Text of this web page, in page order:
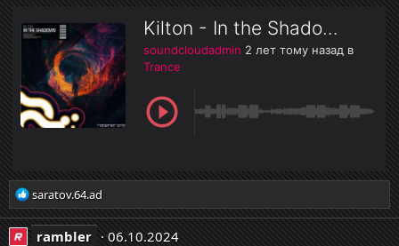
Р
е
а
saratov.64.ad
rambler 06.10.2024